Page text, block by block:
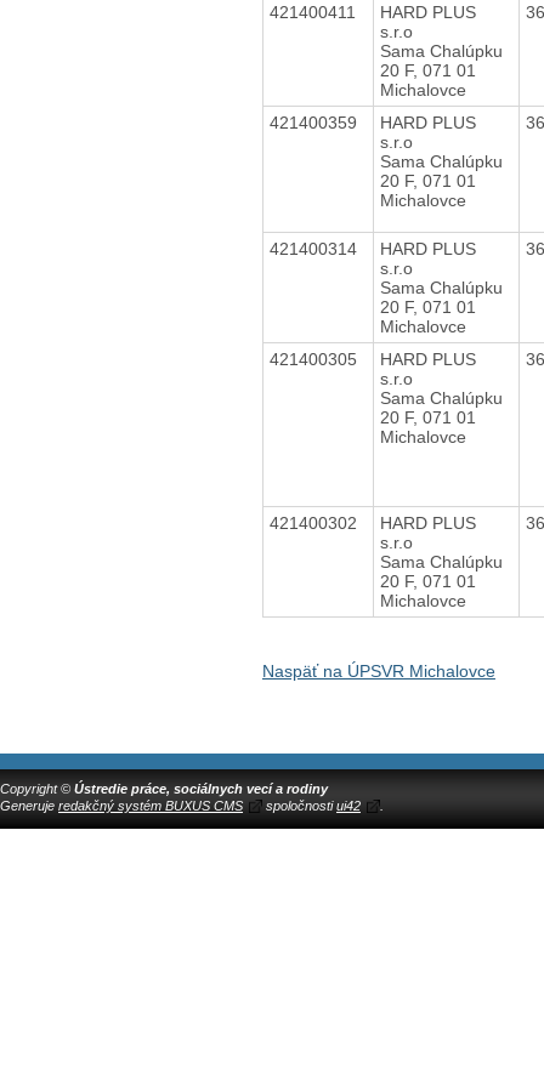
421400411
HARD PLUS
s.r.o
Sama Chalúpku
20 F, 071 01
Michalovce
421400359
HARD PLUS
s.r.o
Sama Chalúpku
20 F, 071 01
Michalovce
421400314
HARD PLUS
s.r.o
Sama Chalúpku
20 F, 071 01
Michalovce
421400305
HARD PLUS
s.r.o
Sama Chalúpku
20 F, 071 01
Michalovce
421400302
HARD PLUS
s.r.o
Sama Chalúpku
20 F, 071 01
Michalovce
Naspäť na ÚPSVR Michalovce
Copyright © Ústredie práce, sociálnych vecí a rodiny
Generuje redakčný systém BUXUS CMS spoločnostiui42